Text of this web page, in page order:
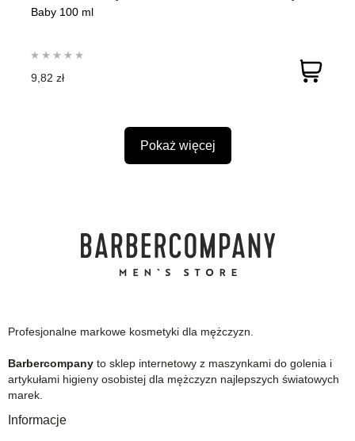
Baby 100 ml
9,82 zł
Pokaż więcej
Profesjonalne markowe kosmetyki dla mężczyzn.
Barbercompany to sklep internetowy z maszynkami do golenia i
artykułami higieny osobistej dla mężczyzn najlepszych światowych
marek.
Informacje